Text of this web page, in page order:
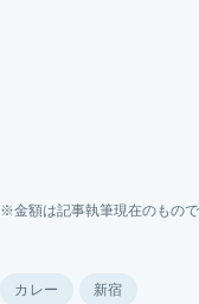
※金額は記事執筆現在のもの
カレー 新宿